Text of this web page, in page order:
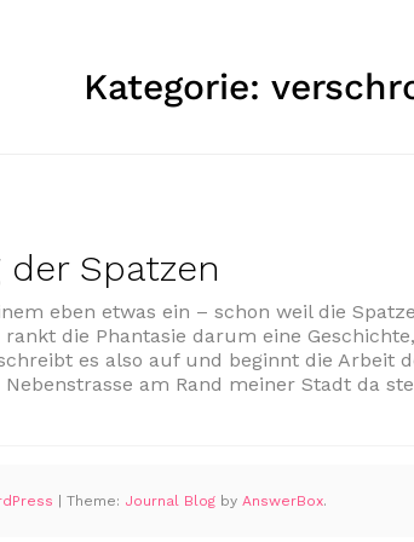
Kategorie:
der Spatzen
eben etwas ein – schon weil die
die Phantasie darum eine
es also auf und beginnt die Arbeit
am Rand meiner Stadt da
|Theme: Journal Blog byAnswerBox.